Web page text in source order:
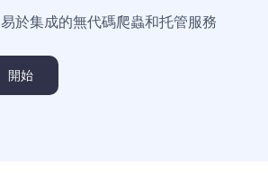
易於集成的無代碼爬蟲和托管服務
開始